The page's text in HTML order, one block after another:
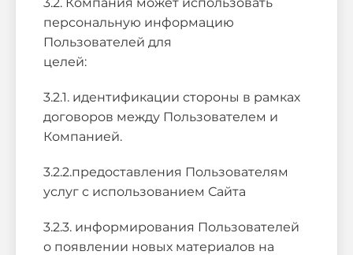
персональную информацию
Пользователей для
целей:
3.2.1. идентификации стороны в рамках
договоров между Пользователем и
Компанией.
3.2.2.предоставления Пользователям
услуг с использованием Сайта
3.2.3. информирования Пользователей
о появлении новых материалов на